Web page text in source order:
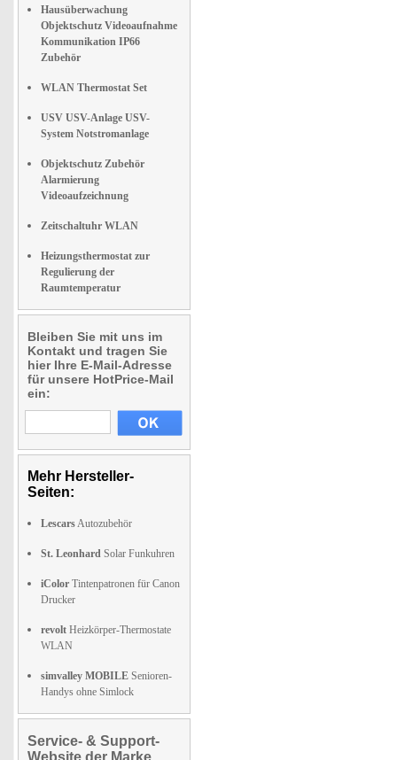
Hausüberwachung
Objektschutz Videoaufnahme
Kommunikation IP66
Zubehör
WLAN Thermostat Set
USV USV-Anlage USV-
System Notstromanlage
Objektschutz Zubehör
Alarmierung
Videoaufzeichnung
Zeitschaltuhr WLAN
Heizungsthermostat zur
Regulierung der
Raumtemperatur
Bleiben Sie mit uns im
Kontakt und tragen Sie
hier Ihre E-Mail-Adresse
für unsere HotPrice-Mail
ein:
Mehr Hersteller-
Seiten:
LescarsAutozubehör
St. Leonhard Solar Funkuhren
iColor Tintenpatronen für Canon
Drucker
revolt Heizkörper-Thermostate
WLAN
simvalley MOBILE Senioren-
Handys ohne Simlock
Service- & Support-
Website der Marke